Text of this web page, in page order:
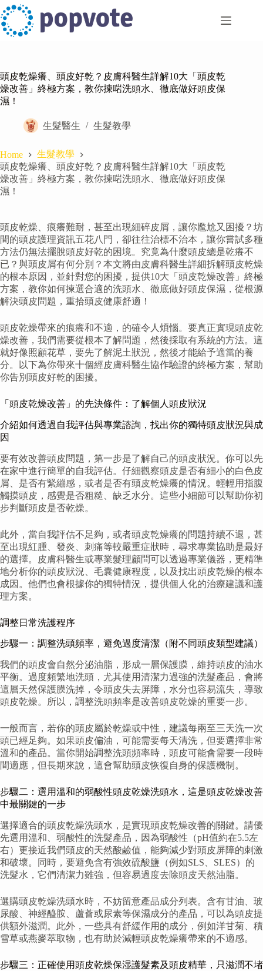
Skip
to
content
頭皮乾燥癢、頭皮好乾？皮膚科醫生詳解10大「頭皮乾
燥改善」終極方案，教你揀啱洗頭水、徹底做好頭皮保
濕！
生髮醫生 生髮教學
Home
生髮教學
頭皮乾燥癢、頭皮好乾？皮膚科醫生詳解10大「頭皮乾
燥改善」終極方案，教你揀啱洗頭水、徹底做好頭皮保
濕！
頭皮乾燥、痕癢難耐，甚至出現細碎皮屑，讓你尷尬又困擾？坊
間的頭皮護理資訊五花八門，卻往往治標不治本，讓你嘗試多種
方法仍無法擺脫頭皮好乾的困境。究竟為什麼頭皮總是乾癢不
已？與頭皮屑有何分別？本文將由皮膚科醫生詳細拆解頭皮乾燥
的根本原因，並針對您的困擾，提供10大「頭皮乾燥改善」終極
方案，教你如何揀選合適的洗頭水、徹底做好頭皮保濕，從根源
解決頭皮問題，重拾頭皮健康舒適！
頭皮乾燥帶來的痕癢和不適，的確令人煩惱。要真正實現頭皮乾
燥改善，我們需要從根本了解問題，然後採取有系統的方法。這
就好像照顧花草，要先了解泥土狀況，然後才能給予適當的養
分。以下為你帶來十個經皮膚科醫生協作驗證的終極方案，幫助
你告別頭皮好乾的困擾。
「頭皮乾燥改善」的先決條件：了解個人頭皮狀況
介紹如何透過自我評估與專業諮詢，找出你的獨特頭皮狀況與成
因
要有效改善頭皮問題，第一步是了解自己的頭皮狀況。你可以先
在家中進行簡單的自我評估。仔細觀察頭皮是否有細小的白色皮
屑、是否有緊繃感，或者是否有頭皮乾燥癢的情況。輕輕用指腹
觸摸頭皮，感覺是否粗糙、缺乏水分。這些小細節可以幫助你初
步判斷頭皮是否乾燥。
此外，當自我評估不足夠，或者頭皮乾燥癢的問題持續不退，甚
至出現紅腫、發炎、刺痛等較嚴重症狀時，尋求專業協助是最好
的選擇。皮膚科醫生或專業髮理顧問可以透過專業儀器，更精準
地分析你的頭皮狀況、毛囊健康程度，以及找出頭皮乾燥的根本
成因。他們也會根據你的獨特情況，提供個人化的治療建議和護
理方案。
調整日常洗護程序
步驟一：調整洗頭頻率，避免過度清潔（附不同頭皮類型建議）
我們的頭皮會自然分泌油脂，形成一層保護膜，維持頭皮的油水
平衡。過度頻繁地洗頭，尤其使用清潔力過強的洗髮產品，會將
這層天然保護膜洗掉，令頭皮失去屏障，水分也容易流失，導致
頭皮乾燥。所以，調整洗頭頻率是改善頭皮乾燥的重要一步。
一般而言，若你的頭皮屬於乾燥或中性，建議每兩至三天洗一次
頭已經足夠。如果頭皮偏油，可能需要每天清洗，但要選擇非常
溫和的產品。當你開始調整洗頭頻率時，頭皮可能會需要一段時
間適應，但長期來說，這會幫助頭皮恢復自身的保護機制。
步驟二：選用溫和的弱酸性頭皮乾燥洗頭水，這是頭皮乾燥改善
中最關鍵的一步
選擇適合的頭皮乾燥洗頭水，是實現頭皮乾燥改善的關鍵。請優
先選用溫和、弱酸性的洗髮產品，因為弱酸性（pH值約在5.5左
右）更接近我們頭皮的天然酸鹼值，能夠減少對頭皮屏障的刺激
和破壞。同時，要避免含有強效硫酸鹽（例如SLS、SLES）的
洗髮水，它們清潔力雖強，但容易過度去除頭皮天然油脂。
選購頭皮乾燥洗頭水時，不妨留意產品成分列表。含有甘油、玻
尿酸、神經醯胺、蘆薈或尿素等保濕成分的產品，可以為頭皮提
供額外滋潤。此外，一些具有舒緩作用的成分，例如洋甘菊、積
雪草或燕麥萃取物，也有助於減輕頭皮乾燥癢帶來的不適感。
步驟三：正確使用頭皮乾燥保湿護髮素及頭皮精華，只滋潤不堵